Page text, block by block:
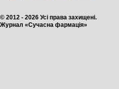
© 2012 - 2026 Усі права захищені.
Журнал «Сучасна фармація»